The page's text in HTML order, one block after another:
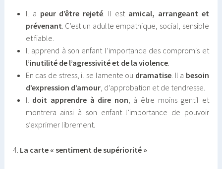
Il a peur d’être rejeté. Il est amical, arrangeant et
prévenant. C’est un adulte empathique, social, sensible
et fiable.
Il apprend à son enfant l’importance des compromis et
l’inutilité de l’agressivité et de la violence.
En cas de stress, il se lamente ou dramatise. Il a besoin
d’expression d’amour, d’approbation et de tendresse.
Il doit apprendre à dire non, à être moins gentil et
montrera ainsi à son enfant l’importance de pouvoir
s’exprimer librement.
4. La carte « sentiment de supériorité »